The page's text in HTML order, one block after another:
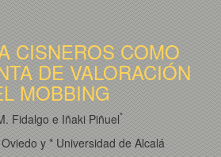
CISNEROS COMO
DE VALORACIÓN
MOBBING
Fidalgo e Iñaki Piñuel*
y * Universidad de Alcalá